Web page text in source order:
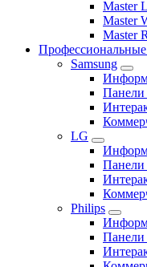
Master
Master
Master
Samsung
Панели
LG
Панели
Philips
Панели